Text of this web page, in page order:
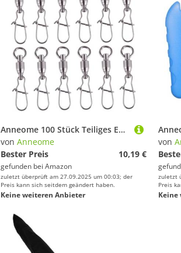
Anneome 100 Stück Teiliges Edelstahl Angelwirbel mit Sicherem Verschluss Rotationsfreudig Vielseitig Einsetzbar für Süß und Salzwasserangeln Robustes Angelzubehör für Vorfächer und
von Anneome
Bester Preis
10,19 €
gefunden bei Amazon
zuletzt überprüft am 27.09.2025 um 00:03; der
Preis kann sich seitdem geändert haben.
Keine weiteren Anbieter
von
zuletzt
Preis
Keine